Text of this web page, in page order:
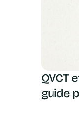
QVCT
guide